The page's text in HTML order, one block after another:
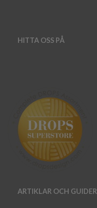
HITTA OSS PÅ
ARTIKLAR OCH GUIDER